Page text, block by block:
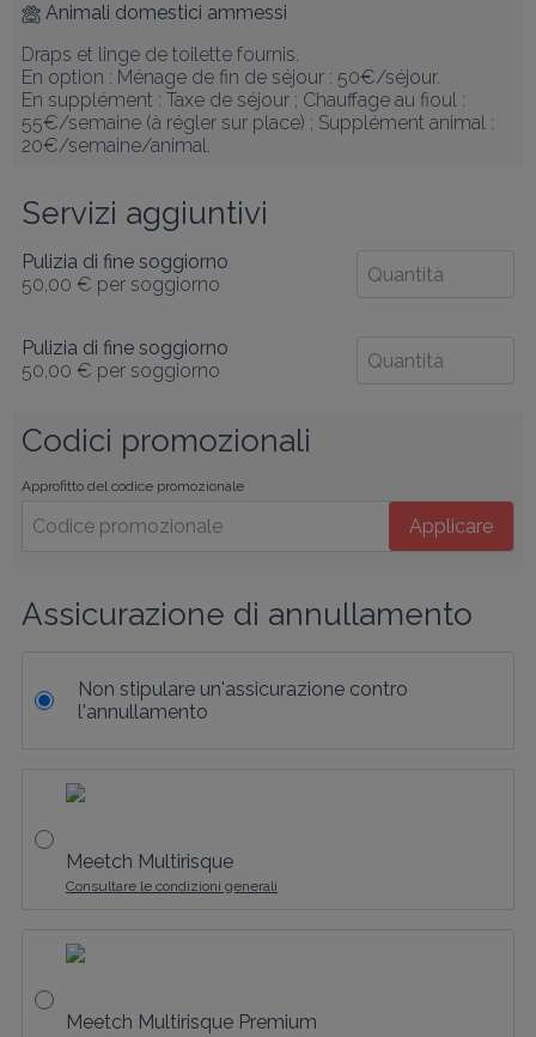
Animali domestici ammessi
Draps et linge de toilette fournis.
En option : Ménage de fin de séjour : 50€/séjour.
En supplément : Taxe de séjour ; Chauffage au fioul :
55€/semaine (à régler sur place) ; Supplément animal :
20€/semaine/animal.
Servizi aggiuntivi
Pulizia di fine soggiorno
50,00 € per soggiorno
Pulizia di fine soggiorno
50,00 € per soggiorno
Codici promozionali
Approfitto del codice promozionale
Applicare
Assicurazione di annullamento
Non stipulare un'assicurazione contro
l'annullamento
Meetch Multirisque
Consultare le condizioni generali
Meetch Multirisque Premium